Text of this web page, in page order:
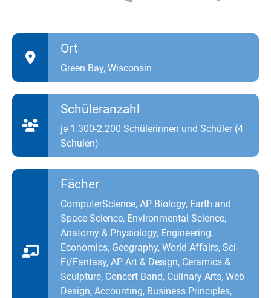
Ort
Green Bay, Wisconsin
Schüleranzahl
je 1.300-2.200 Schülerinnen und Schüler (4
Schulen)
Fächer
ComputerScience, AP Biology, Earth and
Space Science, Environmental Science,
Anatomy & Physiology, Engineering,
Economics, Geography, World Affairs, Sci-
Fi/Fantasy, AP Art & Design, Ceramics &
Sculpture, Concert Band, Culinary Arts, Web
Design, Accounting, Business Principles,